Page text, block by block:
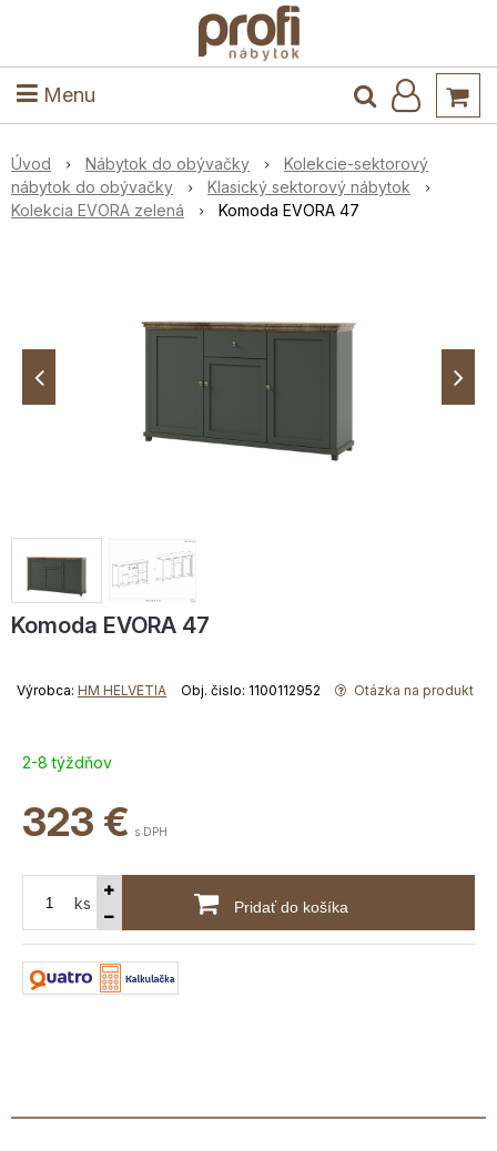
Menu
Kuchyňa a jedáleň
Úvod Nábytok do obývačky
Kolekcie-sektorový
nábytok do obývačky
Klasický sektorový nábytok
Kolekcia EVORA zelená
Komoda EVORA 47
Komoda EVORA 47
Výrobca: HM HELVETIA Obj. čislo: 1100112952 Otázka na produkt
2-8 týždňov
323 € s DPH
ks Pridať do košíka